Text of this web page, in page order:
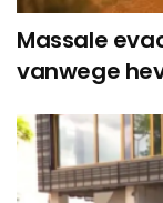
Massale
vanwege